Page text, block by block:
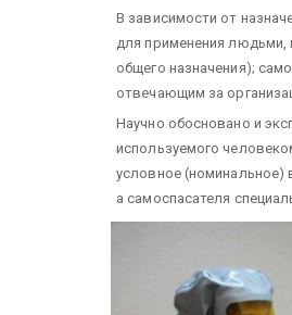
В зависимости от
для применения людьми,
общего назначения);
отвечающим за
Научно обосновано и
используемого
условное (номинальное)
а самоспасателя